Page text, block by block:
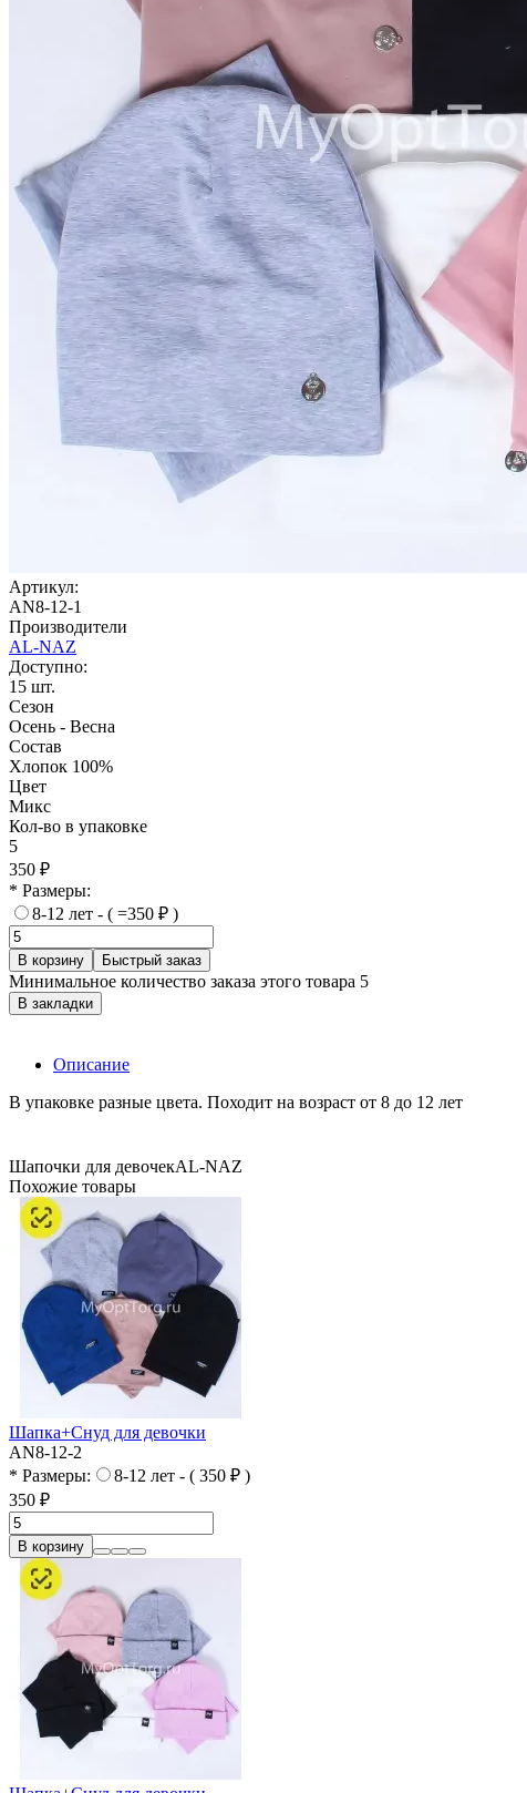
Артикул:
AN8-12-1
Производители
AL-NAZ
Доступно:
15 шт.
Сезон
Осень - Весна
Состав
Хлопок 100%
Цвет
Микс
Кол-во в упаковке
5
350 ₽
* Размеры:
8-12 лет - ( =350 ₽ )
В корзину Быстрый заказ
Минимальное количество заказа этого товара 5
В закладки
Описание
В упаковке разные цвета. Походит на возраст от 8 до 12 лет
Шапочки для девочекAL-NAZ
Похожие товары
Шапка+Cнуд для девочки
AN8-12-2
* Размеры:
8-12 лет - ( 350 ₽ )
350 ₽
В корзину